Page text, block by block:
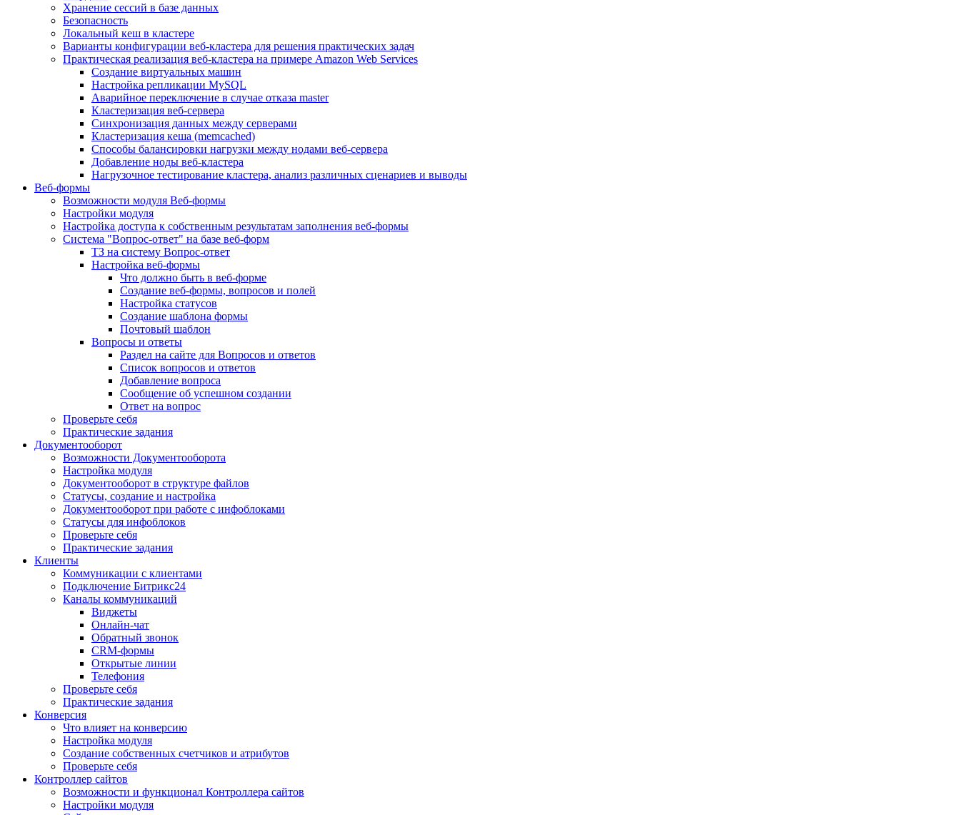
Хранение сессий в базе данных
Безопасность
Локальный кеш в кластере
Варианты конфигурации веб-кластера для решения практических задач
Практическая реализация веб-кластера на примере Amazon Web Services
Создание виртуальных машин
Настройка репликации MySQL
Аварийное переключение в случае отказа master
Кластеризация веб-сервера
Синхронизация данных между серверами
Кластеризация кеша (memcached)
Способы балансировки нагрузки между нодами веб-сервера
Добавление ноды веб-кластера
Нагрузочное тестирование кластера, анализ различных сценариев и выводы
Веб-формы
Возможности модуля Веб-формы
Настройки модуля
Настройка доступа к собственным результатам заполнения веб-формы
Система "Вопрос-ответ" на базе веб-форм
ТЗ на систему Вопрос-ответ
Настройка веб-формы
Что должно быть в веб-форме
Создание веб-формы, вопросов и полей
Настройка статусов
Создание шаблона формы
Почтовый шаблон
Вопросы и ответы
Раздел на сайте для Вопросов и ответов
Список вопросов и ответов
Добавление вопроса
Сообщение об успешном создании
Ответ на вопрос
Проверьте себя
Практические задания
Документооборот
Возможности Документооборота
Настройка модуля
Документооборот в структуре файлов
Статусы, создание и настройка
Документооборот при работе с инфоблоками
Статусы для инфоблоков
Проверьте себя
Практические задания
Клиенты
Коммуникации с клиентами
Подключение Битрикс24
Каналы коммуникаций
Виджеты
Онлайн-чат
Обратный звонок
CRM-формы
Открытые линии
Телефония
Проверьте себя
Практические задания
Конверсия
Что влияет на конверсию
Настройка модуля
Создание собственных счетчиков и атрибутов
Проверьте себя
Контроллер сайтов
Возможности и функционал Контроллера сайтов
Настройки модуля